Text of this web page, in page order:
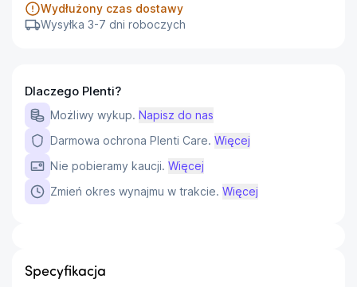
Wydłużony czas dostawy
Wysyłka 3-7 dni roboczych
Dlaczego Plenti?
Możliwy wykup. Napisz do nas
Darmowa ochrona Plenti Care. Więcej
Nie pobieramy kaucji. Więcej
Zmień okres wynajmu w trakcie. Więcej
Specyfikacja